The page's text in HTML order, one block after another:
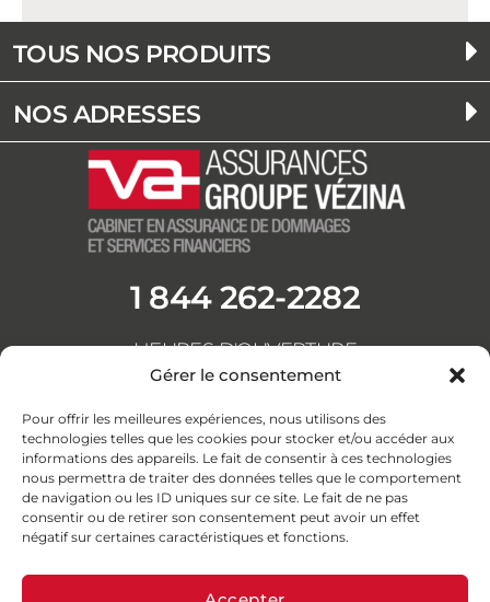
Gérer le consentement
Pour offrir les meilleures expériences, nous utilisons des
technologies telles que les cookies pour stocker et/ou accéder aux
informations des appareils. Le fait de consentir à ces technologies
nous permettra de traiter des données telles que le comportement
de navigation ou les ID uniques sur ce site. Le fait de ne pas
consentir ou de retirer son consentement peut avoir un effet
négatif sur certaines caractéristiques et fonctions.
TOUS NOS PRODUITS
NOS ADRESSES
1 844 262-2282
HEURES D'OUVERTURE
Du lundi au vendredi
de 8h30 à 16h30
F
a
c
e
b
o
o
L
i
n
k
e
d
i
Y
o
u
t
u
b
e
I
n
s
t
a
g
r